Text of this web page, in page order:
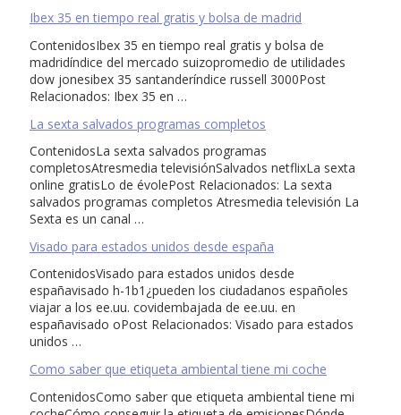
Ibex 35 en tiempo real gratis y bolsa de madrid
ContenidosIbex 35 en tiempo real gratis y bolsa de
madridíndice del mercado suizopromedio de utilidades
dow jonesibex 35 santanderíndice russell 3000Post
Relacionados: Ibex 35 en …
La sexta salvados programas completos
ContenidosLa sexta salvados programas
completosAtresmedia televisiónSalvados netflixLa sexta
online gratisLo de évolePost Relacionados: La sexta
salvados programas completos Atresmedia televisión La
Sexta es un canal …
Visado para estados unidos desde españa
ContenidosVisado para estados unidos desde
españavisado h-1b1¿pueden los ciudadanos españoles
viajar a los ee.uu. covidembajada de ee.uu. en
españavisado oPost Relacionados: Visado para estados
unidos …
Como saber que etiqueta ambiental tiene mi coche
ContenidosComo saber que etiqueta ambiental tiene mi